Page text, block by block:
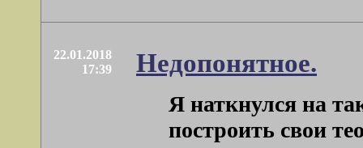
22.01.2018
17:39
Недопонятное.
Я наткнулся на
построить свои